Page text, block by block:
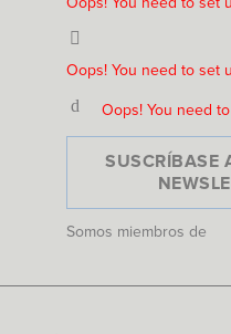
Oops! You need to set
Oops! You need
SUSCRÍBASE
Somos miembros de